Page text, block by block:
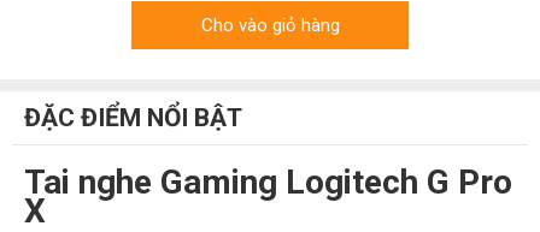
Cho vào giỏ hàng
ĐẶC ĐIỂM NỔI BẬT
Tai nghe Gaming Logitech G Pro
X